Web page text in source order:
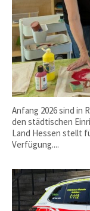
Anfang 2026 sind in
den städtischen
Land Hessen stellt
Verfügung....